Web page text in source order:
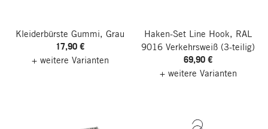
Kleiderbürste Gummi, Grau
17,90 €
+ weitere Varianten
Haken-Set Line Hook, RAL
9016 Verkehrsweiß (3-teilig)
69,90 €
+ weitere Varianten